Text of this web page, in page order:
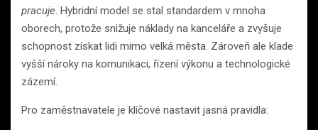
pracuje. Hybridní model se stal standardem v mnoha
oborech, protože snižuje náklady na kanceláře a zvyšuje
schopnost získat lidi mimo velká města. Zároveň ale klade
vyšší nároky na komunikaci, řízení výkonu a technologické
zázemí.
Pro zaměstnavatele je klíčové nastavit jasná pravidla: